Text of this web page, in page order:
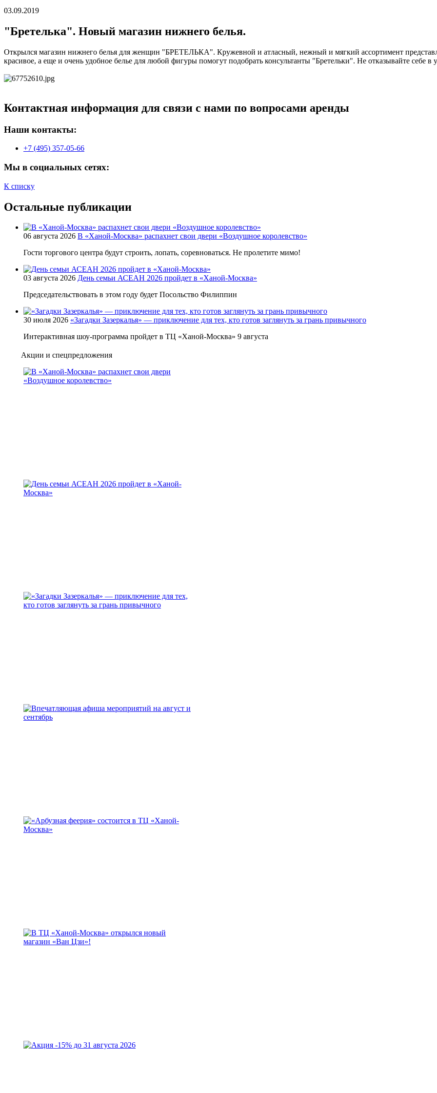
03.09.2019
"Бретелька". Новый магазин нижнего белья.
Открылся магазин нижнего белья для женщин "БРЕТЕЛЬКА". Кружевной и атласный, нежный и мягкий ассортимент
красивое, а еще и очень удобное белье для любой фигуры помогут подобрать консультанты "Бретельки". Не отказывайте себе
Контактная информация для связи с нами по вопросами аренды
Наши контакты:
+7 (495) 357-05-66
Мы в социальных сетях:
К списку
Остальные публикации
06 августа 2026 В «Ханой-Москва» распахнет свои двери «Воздушное королевство»
Гости торгового центра будут строить, лопать, соревноваться. Не пролетите мимо!
03 августа 2026 День семьи АСЕАН 2026 пройдет в «Ханой-Москва»
Председательствовать в этом году будет Посольство Филиппин
30 июля 2026 «Загадки Зазеркалья» — приключение для тех, кто готов заглянуть за грань привычного
Интерактивная шоу-программа пройдет в ТЦ «Ханой-Москва» 9 августа
Акции и спецпредложения